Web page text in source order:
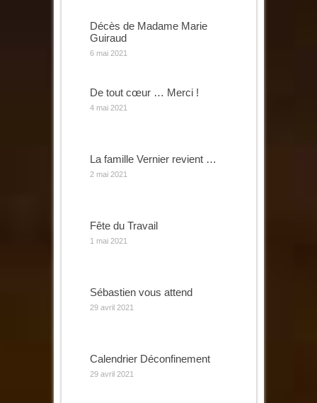
Décès de Madame Marie
Guiraud
6 mai 2021
De tout cœur … Merci !
4 mai 2021
La famille Vernier revient …
2 mai 2021
Fête du Travail
1 mai 2021
Sébastien vous attend
29 avril 2021
Calendrier Déconfinement
29 avril 2021